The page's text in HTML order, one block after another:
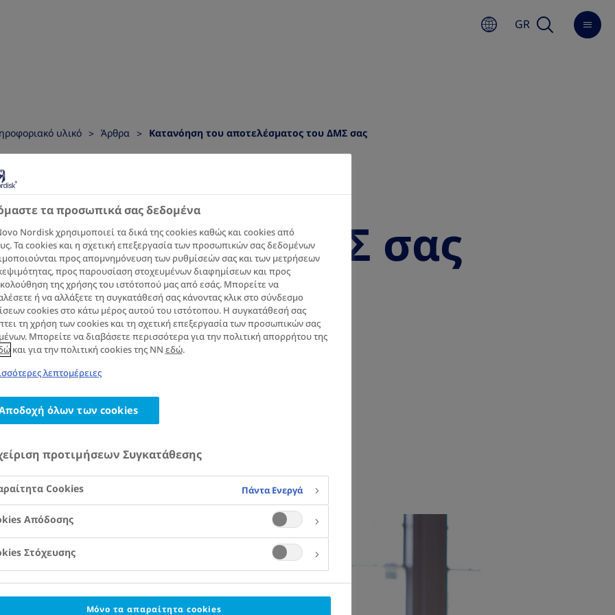
GR
υλικό Άρθρα Κατανόηση του αποτελέσματος του ΔΜΣ σας
του
του ΔΜΣ σας
είναι ένας δείκτης βάρους σε σχέση με
το σώμα στους ενήλικες. Ο ΔΜΣ
βάρος σε κιλά με το τετράγωνο του ύψους σε
μονάδες kg/m
πρέπει να θεωρείται ότι μετρούνται σε
διάφορες κατηγορίες ΔΜΣ, οι οποίες
τα προσωπικά σας δεδομένα
Nordisk χρησιμοποιεί τα δικά της cookies καθώς και cookies από
Τα cookies και η σχετική επεξεργασία των προσωπικών σας δεδομένων
προς απομνημόνευση των ρυθμίσεών σας και των μετρήσεων
προς παρουσίαση στοχευμένων διαφημίσεων και προς
της χρήσης του ιστότοπού μας από εσάς. Μπορείτε να
ή να αλλάξετε τη συγκατάθεσή σας κάνοντας κλικ στο σύνδεσμο
cookies στο κάτω μέρος αυτού του ιστότοπου. Η συγκατάθεσή σας
τη χρήση των cookies και τη σχετική επεξεργασία των προσωπικών σας
Μπορείτε να διαβάσετε περισσότερα για την πολιτική απορρήτου της
και για την πολιτική cookies της NN εδώ.
λεπτομέρειες
όλων των cookies
προτιμήσεων Συγκατάθεσης
Cookies Πάντα Ενεργά
Απόδοσης
Στόχευσης
Μόνο τα απαραίτητα cookies